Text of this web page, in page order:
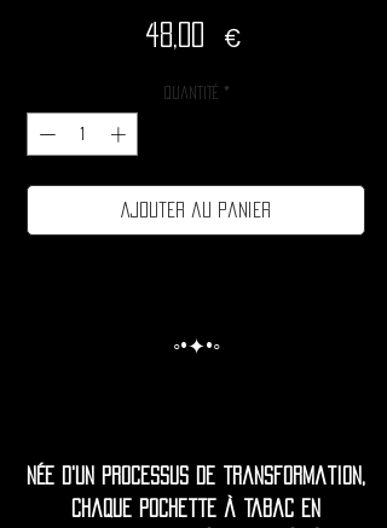
48,00 €Prix
Quantité *
Ajouter au panier
◦•✦•◦
Née d'un processus de transformation,
chaque pochette à tabac en